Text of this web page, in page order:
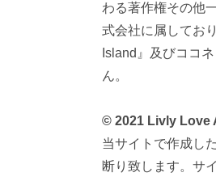
わる著作権その他
式会社に属してお
Island』及びココ
ん。
© 2021 Livly
当サイトで作成し
断り致します。サ